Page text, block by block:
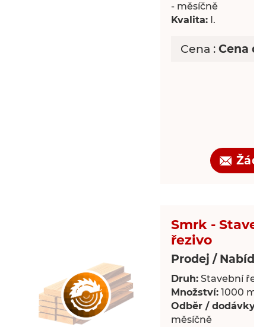
- měsíčně
Kvalita: I.
Cena : Cena
Smrk -
řezivo
Prodej /
Druh: Stavební
Množství: 1000 m³
Odběr / dodávky:
měsíčně